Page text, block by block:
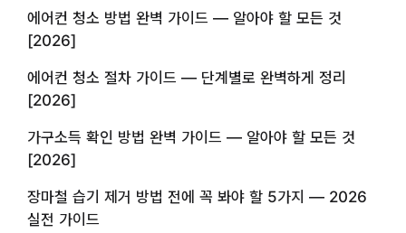
에어컨 청소 방법 완벽 가이드 — 알아야 할 모든 것
[2026]
에어컨 청소 절차 가이드 — 단계별로 완벽하게 정리
[2026]
가구소득 확인 방법 완벽 가이드 — 알아야 할 모든 것
[2026]
장마철 습기 제거 방법 전에 꼭 봐야 할 5가지 — 2026
실전 가이드